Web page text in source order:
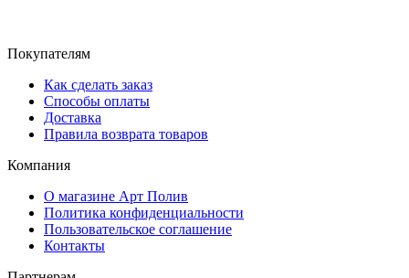
Покупателям
Как сделать заказ
Способы оплаты
Доставка
Правила возврата товаров
Компания
О магазине Арт Полив
Политика конфиденциальности
Пользовательское соглашение
Контакты